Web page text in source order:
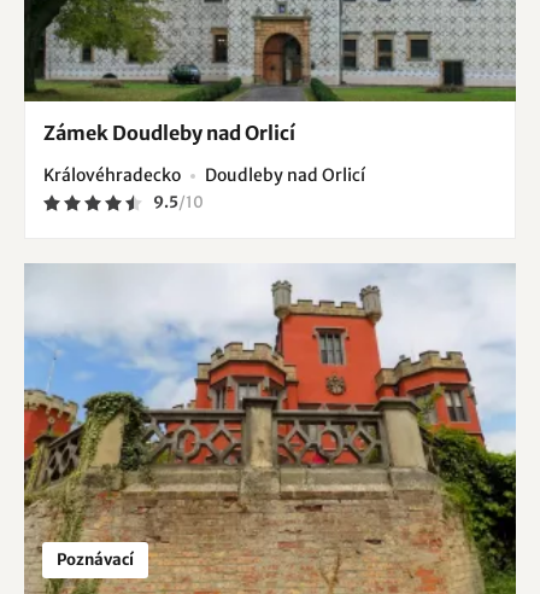
Zámek Doudleby nad Orlicí
Královéhradecko Doudleby nad Orlicí
9.5/10
Poznávací